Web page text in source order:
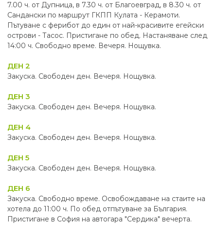
7.00 ч. от Дупница, в 7.30 ч. от Благоевград, в 8.30 ч. от
Сандански по маршрут ГКПП Кулата - Керамоти.
Пътуване с ферибот до един от най-красивите егейски
острови - Тасос. Пристигане по обед. Настаняване след
14:00 ч. Свободно време. Вечеря. Нощувка.
ДЕН 2
Закуска. Свободен ден. Вечеря. Нощувка.
ДЕН 3
Закуска. Свободен ден. Вечеря. Нощувка.
ДЕН 4
Закуска. Свободен ден. Вечеря. Нощувка.
ДЕН 5
Закуска. Свободен ден. Вечеря. Нощувка.
ДЕН 6
Закуска. Свободно време. Освобождаване на стаите на
хотела до 11:00 ч. По обед отпътуване за България.
Пристигане в София на автогара "Сердика" вечерта.